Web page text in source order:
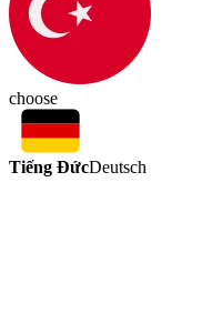
choose
Tiếng ĐứcDeutsch